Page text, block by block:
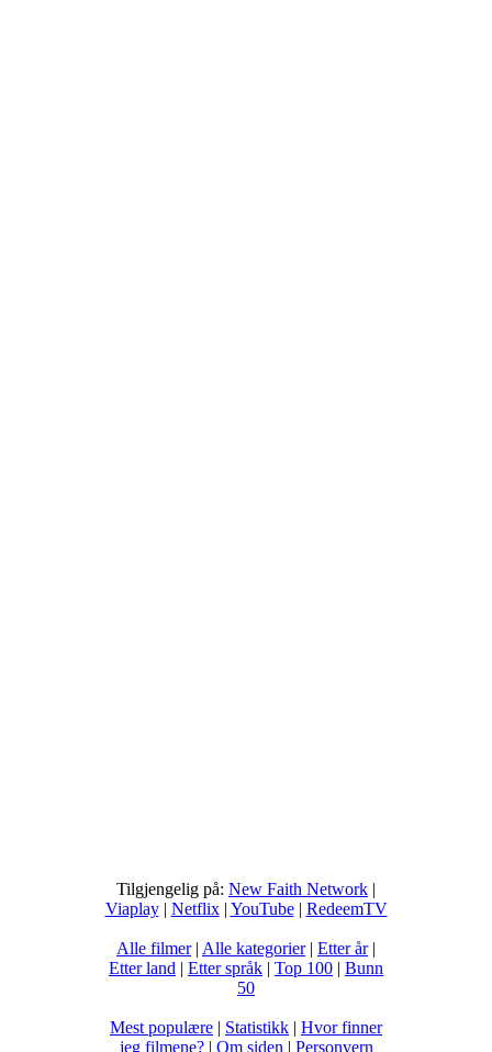
Tilgjengelig på: New Faith Network |
Viaplay| Netflix| YouTube| RedeemTV
Alle filmer| Alle kategorier| Etter år|
Etter land | Etter språk | Top 100 | Bunn
50
Mest populære | Statistikk | Hvor finner
jeg filmene?| Om siden | Personvern